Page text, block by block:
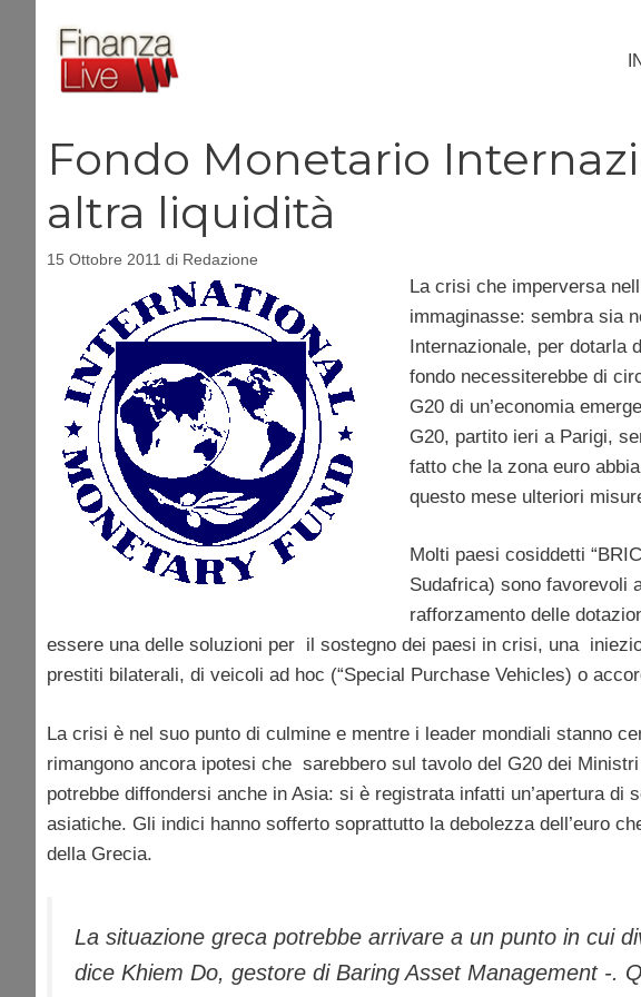
contenuto
Fondo Monetario
altra liquidità
15 Ottobre 2011 di Redazione
La crisi che imperversa
immaginasse: sembra sia
Internazionale, per dotarla
fondo necessiterebbe di
G20 di un’economia
G20, partito ieri a Parigi,
fatto che la zona euro
questo mese ulteriori
Molti paesi cosiddetti
Sudafrica) sono favorevoli
rafforzamento delle
essere una delle soluzioni per il sostegno dei paesi in crisi, una
prestiti bilaterali, di veicoli ad hoc (“Special Purchase Vehicles) o
La crisi è nel suo punto di culmine e mentre i leader mondiali stanno
rimangono ancora ipotesi che sarebbero sul tavolo del G20 dei
potrebbe diffondersi anche in Asia: si è registrata infatti un’apertura
asiatiche. Gli indici hanno sofferto soprattutto la debolezza dell’euro
della Grecia.
La situazione greca potrebbe arrivare a un punto in cui
dice Khiem Do, gestore di Baring Asset Management -.